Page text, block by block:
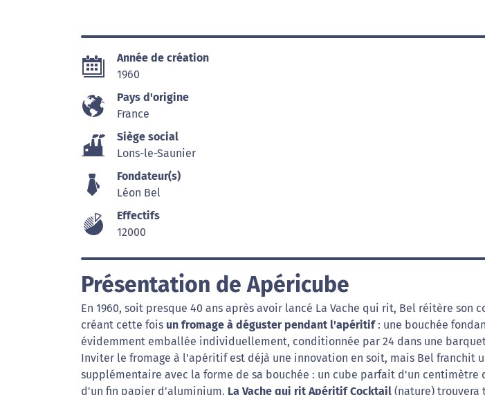
Année de création
1960
Pays d'origine
France
Siège social
Lons-le-Saunier
Fondateur(s)
Léon Bel
Effectifs
12000
Présentation de Apéricube
En 1960, soit presque 40 ans après avoir lancé La Vache qui rit, Bel réitère son
créant cette fois un fromage à déguster pendant l'apéritif: une bouchée
évidemment emballée individuellement, conditionnée par 24 dans une
Inviter le fromage à l'apéritif est déjà une innovation en soit, mais Bel franchit
supplémentaire avec la forme de sa bouchée : un cube parfait d'un centimètre
d'un fin papier d'aluminium. La Vache qui rit Apéritif Cocktail (nature) trouvera